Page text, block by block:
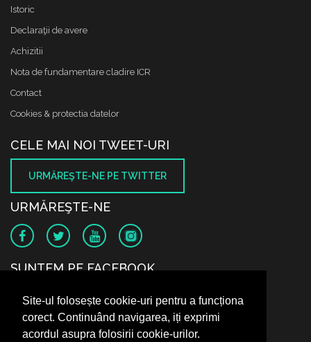
Site-ul folosește cookie-uri pentru a funcționa
corect. Continuând navigarea, iți exprimi
acordul asupra folosirii cookie-urilor.
Istoric
Declaraţii de avere
Achizitii
Nota de fundamentare cladire ICR
Contact
Cookies & protectia datelor
CELE MAI NOI TWEET-URI
URMĂREŞTE-NE PE TWITTER
URMĂREŞTE-NE
SUNTEM PE FACEBOOK